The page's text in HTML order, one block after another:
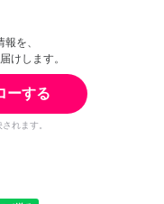
を、
けします。
ーする
れます。